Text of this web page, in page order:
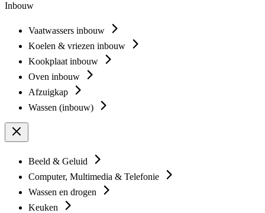
Inbouw
Vaatwassers inbouw
Koelen & vriezen inbouw
Kookplaat inbouw
Oven inbouw
Afzuigkap
Wassen (inbouw)
Beeld & Geluid
Computer, Multimedia & Telefonie
Wassen en drogen
Keuken